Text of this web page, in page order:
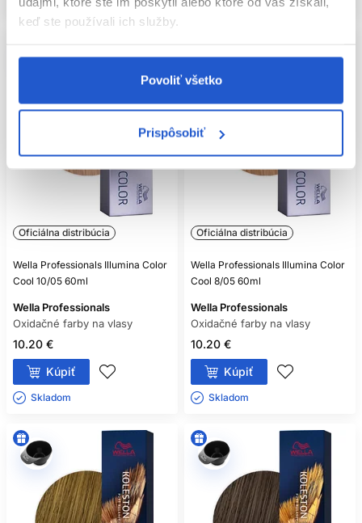
keď ste používali ich služby.
Povoliť všetko
Prispôsobiť
Oficiálna distribúcia
Wella Professionals Illumina Color
Cool 10/05 60ml
Wella Professionals
Oxidačné farby na vlasy
10.20 €
Kúpiť
Skladom ㅤ
Oficiálna distribúcia
Wella Professionals Illumina Color
Cool 8/05 60ml
Wella Professionals
Oxidačné farby na vlasy
10.20 €
Kúpiť
Skladom ㅤ